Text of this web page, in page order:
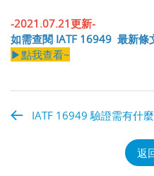
​​​​​​-2021.07.21更新-
如需查閱 IATF 16949 最新條
▶點我查看~
IATF 16949 驗證需有什
返